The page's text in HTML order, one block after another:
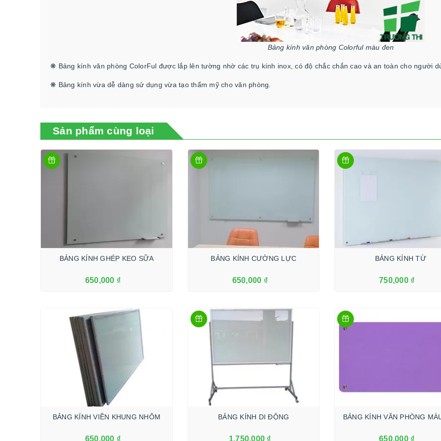
Bảng kính văn phòng Colorful màu đen
❋ Bảng kính văn phòng ColorFul được lắp lên tường nhờ các trụ kính inox, có độ chắc chắn cao và an toàn cho người
❋ Bảng kính vừa dễ dàng sử dụng vừa tạo thẩm mỹ cho văn phòng.
Sản phẩm cùng loại
Xem Thêm
BẢNG KÍNH GHÉP KEO SỮA
650,000 ₫
Xem Thêm
BẢNG KÍNH CƯỜNG LỰC
650,000 ₫
BẢNG KÍNH TỪ
750,000 ₫
BẢNG KÍNH VIỀN KHUNG NHÔM
650,000 ₫
BẢNG KÍNH DI ĐỘNG
1,750,000 ₫
BẢNG KÍNH VĂN PHÒNG
650,000 ₫